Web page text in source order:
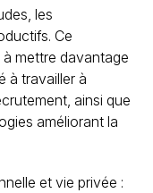
les
Ce
mettre davantage
à travailler à
ainsi que
améliorant la
et vie privée :